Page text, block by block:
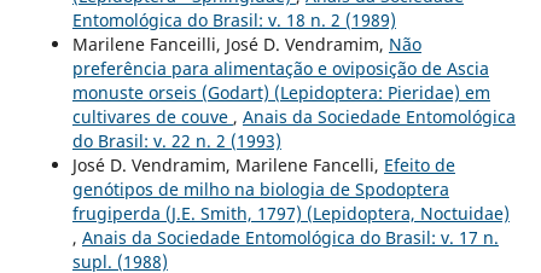
Entomológica do Brasil: v. 18 n. 2 (1989)
Marilene Fanceilli, José D. Vendramim, Não
preferência para alimentação e oviposição de Ascia
monuste orseis (Godart) (Lepidoptera: Pieridae) em
cultivares de couve , Anais da Sociedade Entomológica
do Brasil: v. 22 n. 2 (1993)
José D. Vendramim, Marilene Fancelli, Efeito de
genótipos de milho na biologia de Spodoptera
frugiperda (J.E. Smith, 1797) (Lepidoptera, Noctuidae)
, Anais da Sociedade Entomológica do Brasil: v. 17 n.
supl. (1988)